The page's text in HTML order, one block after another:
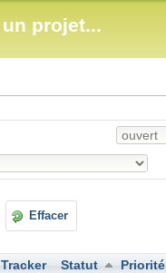
projet...
Effacer
Tracker Statut Priorité